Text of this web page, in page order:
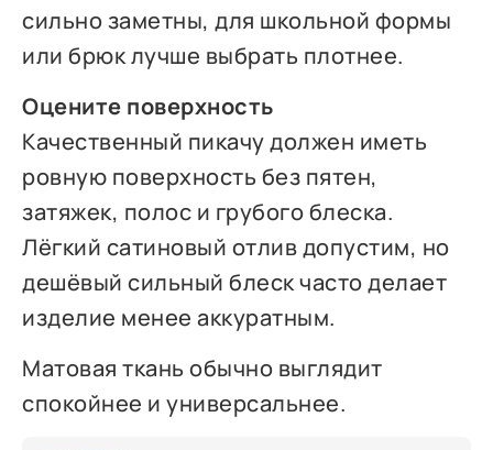
сильно заметны, для школьной формы
или брюк лучше выбрать плотнее.
Оцените поверхность
Качественный пикачу должен иметь
ровную поверхность без пятен,
затяжек, полос и грубого блеска.
Лёгкий сатиновый отлив допустим, но
дешёвый сильный блеск часто делает
изделие менее аккуратным.
Матовая ткань обычно выглядит
спокойнее и универсальнее.